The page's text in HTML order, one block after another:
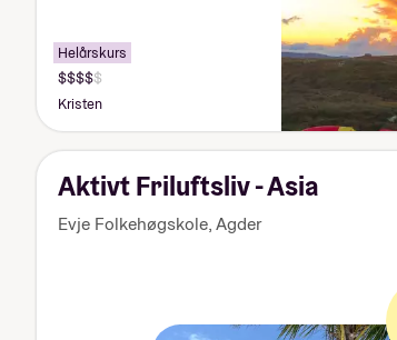
Helårskurs
Pris:
000-
170
000
kr
Kristen
Aktivt Friluftsliv - Asia
Evje Folkehøgskole,Agder